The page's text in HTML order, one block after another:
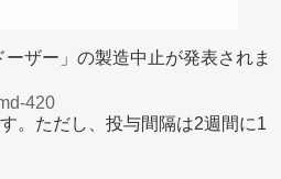
ザー」の製造中止が発表されま
420
。ただし、投与間隔は2週間に1